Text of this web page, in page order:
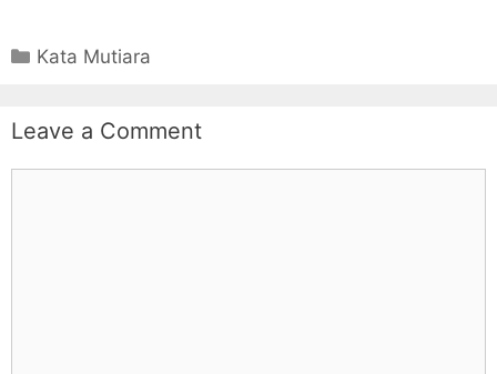
Categories
Kata Mutiara
Leave a Comment